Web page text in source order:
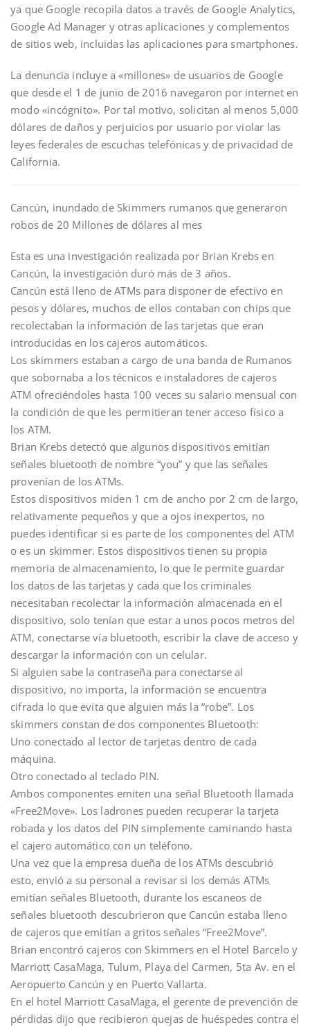
ya que Google recopila datos a través de Google Analytics,
Google Ad Manager y otras aplicaciones y complementos
de sitios web, incluidas las aplicaciones para smartphones.
La denuncia incluye a «millones» de usuarios de Google
que desde el 1 de junio de 2016 navegaron por internet en
modo «incógnito». Por tal motivo, solicitan al menos 5,000
dólares de daños y perjuicios por usuario por violar las
leyes federales de escuchas telefónicas y de privacidad de
California.
Cancún, inundado de Skimmers rumanos que generaron
robos de 20 Millones de dólares al mes
Esta es una investigación realizada por Brian Krebs en
Cancún, la investigación duró más de 3 años.
Cancún está lleno de ATMs para disponer de efectivo en
pesos y dólares, muchos de ellos contaban con chips que
recolectaban la información de las tarjetas que eran
introducidas en los cajeros automáticos.
Los skimmers estaban a cargo de una banda de Rumanos
que sobornaba a los técnicos e instaladores de cajeros
ATM ofreciéndoles hasta 100 veces su salario mensual con
la condición de que les permitieran tener acceso físico a
los ATM.
Brian Krebs detectó que algunos dispositivos emitían
señales bluetooth de nombre “you” y que las señales
provenían de los ATMs.
Estos dispositivos miden 1 cm de ancho por 2 cm de largo,
relativamente pequeños y que a ojos inexpertos, no
puedes identificar si es parte de los componentes del ATM
o es un skimmer. Estos dispositivos tienen su propia
memoria de almacenamiento, lo que le permite guardar
los datos de las tarjetas y cada que los criminales
necesitaban recolectar la información almacenada en el
dispositivo, solo tenían que estar a unos pocos metros del
ATM, conectarse vía bluetooth, escribir la clave de acceso y
descargar la información con un celular.
Si alguien sabe la contraseña para conectarse al
dispositivo, no importa, la información se encuentra
cifrada lo que evita que alguien más la “robe”. Los
skimmers constan de dos componentes Bluetooth:
Uno conectado al lector de tarjetas dentro de cada
máquina.
Otro conectado al teclado PIN.
Ambos componentes emiten una señal Bluetooth llamada
«Free2Move». Los ladrones pueden recuperar la tarjeta
robada y los datos del PIN simplemente caminando hasta
el cajero automático con un teléfono.
Una vez que la empresa dueña de los ATMs descubrió
esto, envió a su personal a revisar si los demás ATMs
emitían señales Bluetooth, durante los escaneos de
señales bluetooth descubrieron que Cancún estaba lleno
de cajeros que emitían a gritos señales “Free2Move”.
Brian encontró cajeros con Skimmers en el Hotel Barcelo y
Marriott CasaMaga, Tulum, Playa del Carmen, 5ta Av. en el
Aeropuerto Cancún y en Puerto Vallarta.
En el hotel Marriott CasaMaga, el gerente de prevención de
pérdidas dijo que recibieron quejas de huéspedes contra el